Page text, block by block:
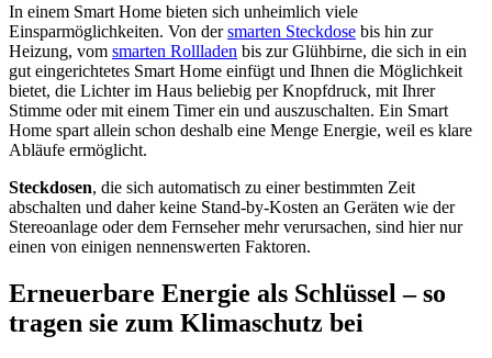
In einem Smart Home bieten sich unheimlich viele
Einsparmöglichkeiten. Von dersmarten Steckdose bis hin zur
Heizung, vom smarten Rollladen bis zur Glühbirne, die sich in ein
gut eingerichtetes Smart Home einfügt und Ihnen die Möglichkeit
bietet, die Lichter im Haus beliebig per Knopfdruck, mit Ihrer
Stimme oder mit einem Timer ein und auszuschalten. Ein Smart
Home spart allein schon deshalb eine Menge Energie, weil es klare
Abläufe ermöglicht.
Steckdosen, die sich automatisch zu einer bestimmten Zeit
abschalten und daher keine Stand-by-Kosten an Geräten wie der
Stereoanlage oder dem Fernseher mehr verursachen, sind hier nur
einen von einigen nennenswerten Faktoren.
Erneuerbare Energie als Schlüssel – so
tragen sie zum Klimaschutz bei